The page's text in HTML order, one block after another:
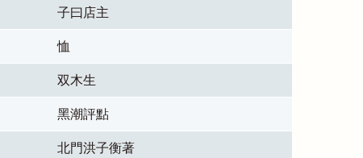
子曰店主
恤
双木生
黑潮評點
北門洪子衡著